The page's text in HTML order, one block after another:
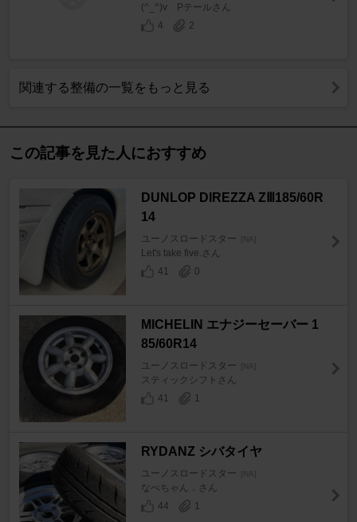
(^_^)v Pテールさん
4
2
関連する整備の一覧をもっと見る
この記事を見た人におすすめ
DUNLOP DIREZZA ZⅢ185/60R
14
ユーノスロードスター [NA]
Let's take five.さん
41
0
MICHELIN エナジーセーバー 1
85/60R14
ユーノスロードスター [NA]
スティックシフトさん
41
1
RYDANZ シバタイヤ
ユーノスロードスター [NA]
なべちゃん．さん
44
1